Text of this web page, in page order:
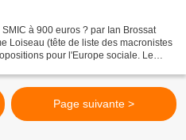
à 900 euros ? par Ian Brossat
Loiseau (tête de liste des macronistes
pour l'Europe sociale. Le
Page suivante >